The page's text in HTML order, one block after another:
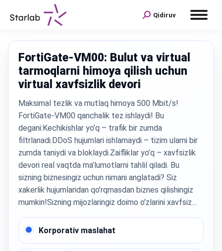
Qidiruv:
Qidiruv
FortiGate-VM00: Bulut va virtual
tarmoqlarni himoya qilish uchun
virtual xavfsizlik devori
Maksimal tezlik va mutlaq himoya 500 Mbit/s!
FortiGate-VM00 qanchalik tez ishlaydi! Bu
degani:Kechikishlar yo’q – trafik bir zumda
filtrlanadi.DDoS hujumlari ishlamaydi – tizim ularni bir
zumda taniydi va bloklaydi.Zaifliklar yo’q – xavfsizlik
devori real vaqtda ma’lumotlarni tahlil qiladi. Bu
sizning biznesingiz uchun nimani anglatadi? Siz
xakerlik hujumlaridan qo’rqmasdan biznes qilishingiz
mumkin!Sizning mijozlaringiz doimo o’zlarini xavfsiz…
Korporativ maslahat